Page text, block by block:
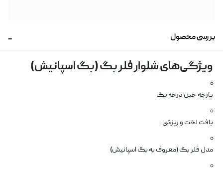
بررسی محصول
ویژگی‌های شلوار فلر بگ (بگ اسپانیش)
پارچه جین درجه یک
بافت لخت و ریزشی
مدل فلر بگ (معروف به بگ اسپانیش)